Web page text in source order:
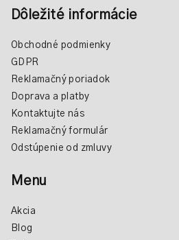
Dôležité informácie
Obchodné podmienky
GDPR
Reklamačný poriadok
Doprava a platby
Kontaktujte nás
Reklamačný formulár
Odstúpenie od zmluvy
Menu
Akcia
Blog